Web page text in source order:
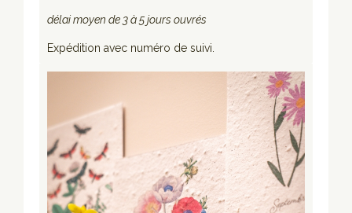
délai moyen de 3 à 5 jours ouvrés
Expédition avec numéro de suivi.